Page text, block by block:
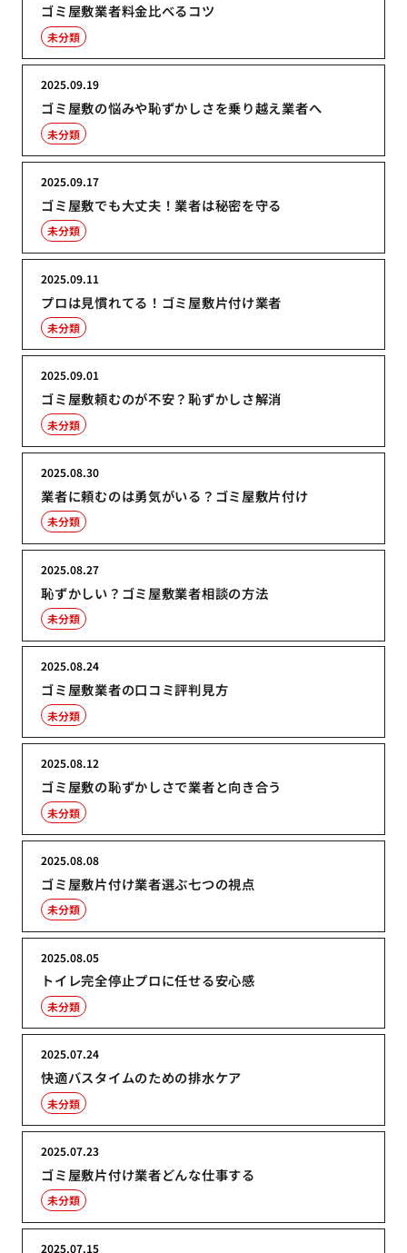
ゴミ屋敷業者料金比べるコツ
未分類
ゴミ屋敷の悩みや恥ずかしさを乗り越え業者へ
2025.09.19
未分類
ゴミ屋敷でも大丈夫！業者は秘密を守る
2025.09.17
未分類
プロは見慣れてる！ゴミ屋敷片付け業者
2025.09.11
未分類
ゴミ屋敷頼むのが不安？恥ずかしさ解消
2025.09.01
未分類
業者に頼むのは勇気がいる？ゴミ屋敷片付け
2025.08.30
未分類
恥ずかしい？ゴミ屋敷業者相談の方法
2025.08.27
未分類
ゴミ屋敷業者の口コミ評判見方
2025.08.24
未分類
ゴミ屋敷の恥ずかしさで業者と向き合う
2025.08.12
未分類
ゴミ屋敷片付け業者選ぶ七つの視点
2025.08.08
未分類
トイレ完全停止プロに任せる安心感
2025.08.05
未分類
快適バスタイムのための排水ケア
2025.07.24
未分類
ゴミ屋敷片付け業者どんな仕事する
2025.07.23
未分類
2025.07.15